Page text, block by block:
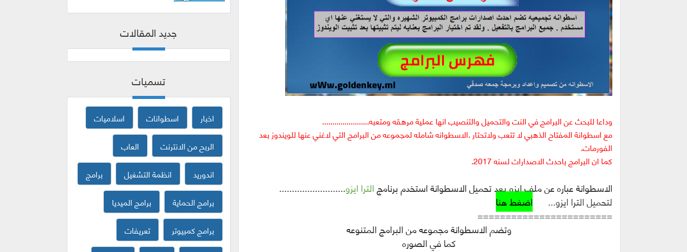
وداعا للبحث عن البرامج في النت والتحميل والتنصيب انها عملية مرهقه ومتعبه.......................
مع اسطوانة المفتاح الذهبي لا تتعب ولاتحتار .الاسطوانه شامله لمجموعه من البرامج التي لاغني عنها للويندوز بعد
الفورمات.
كما ان البرامج باحدث الاصدارات لسنه 2017.
الاسطوانة عباره عن ملف ايزو بعد تحميل الاسطوانة استخدم برنامجالترا ايزو..........................
لتحميل الترا ايزو... اضغط هنا
========================
وتضم الاسطوانة مجموعه من البرامج المتنوعه
كما في الصوره
كورسات
جديد المقالات
تسميات
اخبار اسطوانات
اسلاميات
الربح من الانترنت
العاب
اندوريد
انظمة التشغيل
برامج
برامج الحماية
برامج الميديا
برامج كمبيوتر
تعريفات